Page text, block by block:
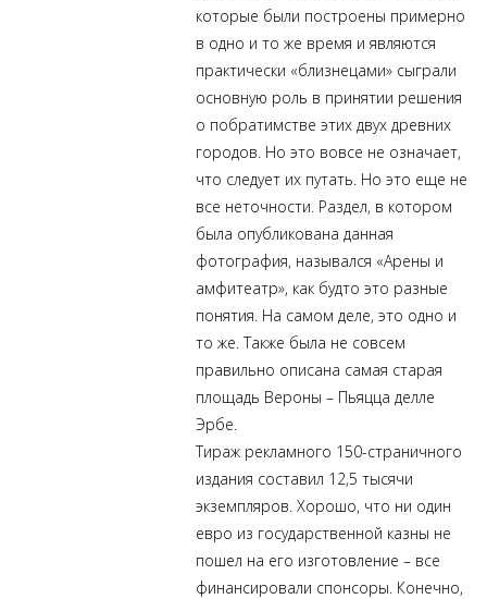
которые были построены примерно
в одно и то же время и являются
практически «близнецами» сыграли
основную роль в принятии решения
о побратимстве этих двух древних
городов. Но это вовсе не означает,
что следует их путать. Но это еще не
все неточности. Раздел, в котором
была опубликована данная
фотография, назывался «Арены и
амфитеатр», как будто это разные
понятия. На самом деле, это одно и
то же. Также была не совсем
правильно описана самая старая
площадь Вероны – Пьяцца делле
Эрбе.
Тираж рекламного 150-страничного
издания составил 12,5 тысячи
экземпляров. Хорошо, что ни один
евро из государственной казны не
пошел на его изготовление – все
финансировали спонсоры. Конечно,